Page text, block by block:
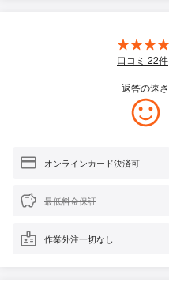
口コミ 22件
返答の速さ
オンラインカード決済可
最低料金保証
作業外注一切なし